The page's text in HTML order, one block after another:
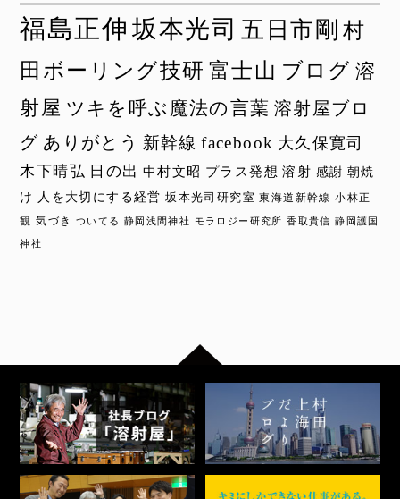
福島正伸 坂本光司 五日市剛 村
田ボーリング技研 富士山 ブログ 溶
射屋 ツキを呼ぶ魔法の言葉 溶射屋ブロ
グ ありがとう 新幹線 facebook 大久保寛司
木下晴弘 日の出 中村文昭 プラス発想 溶射 感謝 朝焼
け
人を大切にする経営 坂本光司研究室 東海道新幹線 小林正
観 気づき ついてる 静岡浅間神社 モラロジー研究所 香取貴信 静岡護国
神社